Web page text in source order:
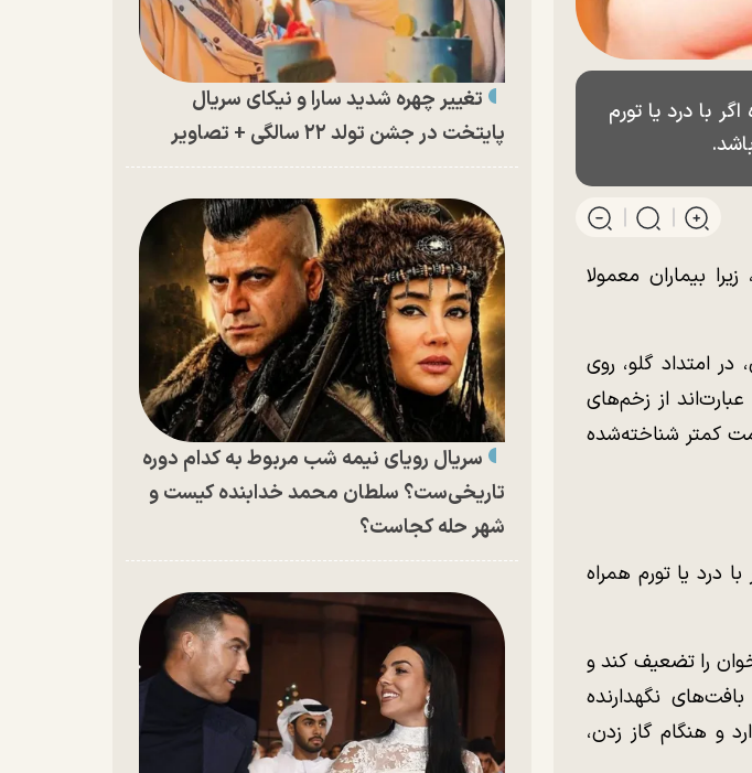
با درد یا تورم
بیماران معمولا
امتداد گلو، روی
از زخم‌های
کمتر شناخته‌‌شده
درد یا تورم همراه
را تضعیف کند و
نگهدارنده‌
و هنگام گاز زدن،
تغییر چهره شدید سارا و نیکای سریال
پایتخت در جشن تولد ۲۲ سالگی + تصاویر
سریال رویای نیمه شب مربوط به کدام دوره
تاریخی‌ست؟ سلطان محمد خدابنده کیست و
شهر حله کجاست؟